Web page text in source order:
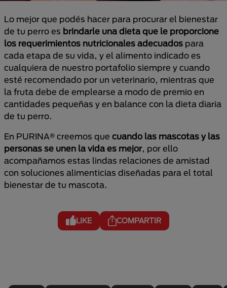
Lo mejor que podés hacer para procurar el bienestar
de tu perro es brindarle una dieta que le proporcione
los requerimientos nutricionales adecuados para
cada etapa de su vida, y el alimento indicado es
cualquiera de nuestro portafolio siempre y cuando
esté recomendado por un veterinario, mientras que
la fruta debe de emplearse a modo de premio en
cantidades pequeñas y en balance con la dieta diaria
de tu perro.
En PURINA® creemos que cuando las mascotas y las
personas se unen la vida es mejor, por ello
acompañamos estas lindas relaciones de amistad
con soluciones alimenticias diseñadas para el total
bienestar de tu mascota.
LIKE COMPARTIR